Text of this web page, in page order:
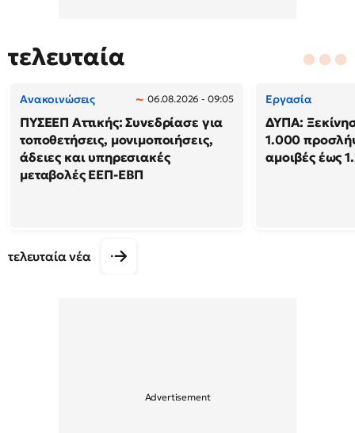
τελευταία
Ανακοινώσεις 06.08.2026 - 09:05
ΠΥΣΕΕΠ Αττικής: Συνεδρίασε για
τοποθετήσεις, μονιμοποιήσεις,
άδειες και υπηρεσιακές
μεταβολές ΕΕΠ-ΕΒΠ
Εργασία
ΔΥΠΑ:
1.000
αμοιβές έως
τελευταία νέα